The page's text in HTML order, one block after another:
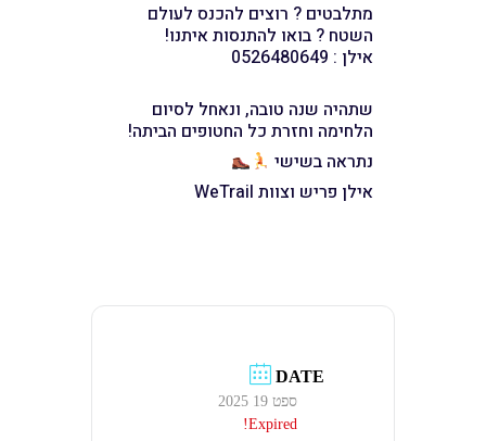
מתלבטים ? רוצים להכנס לעולם
השטח ? בואו להתנסות איתנו!
אילן : 0526480649
שתהיה שנה טובה, ונאחל לסיום
הלחימה וחזרת כל החטופים הביתה!
נתראה בשישי
אילן פריש וצוות WeTrail
DATE
ספט 19 2025
Expired!